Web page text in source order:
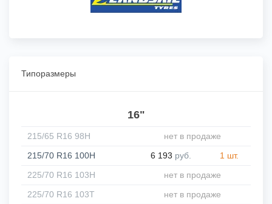
Типоразмеры
16"
215/65 R16 98H
нет в продаже
215/70 R16 100H
6 193 руб.
1 шт.
225/70 R16 103H
нет в продаже
225/70 R16 103T
нет в продаже